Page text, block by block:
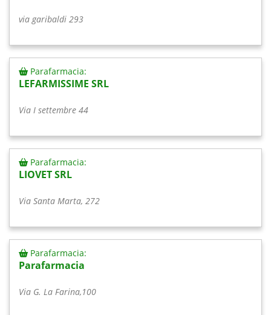
via garibaldi 293
Parafarmacia:
LEFARMISSIME SRL
Via I settembre 44
Parafarmacia:
LIOVET SRL
Via Santa Marta, 272
Parafarmacia:
Parafarmacia
Via G. La Farina,100